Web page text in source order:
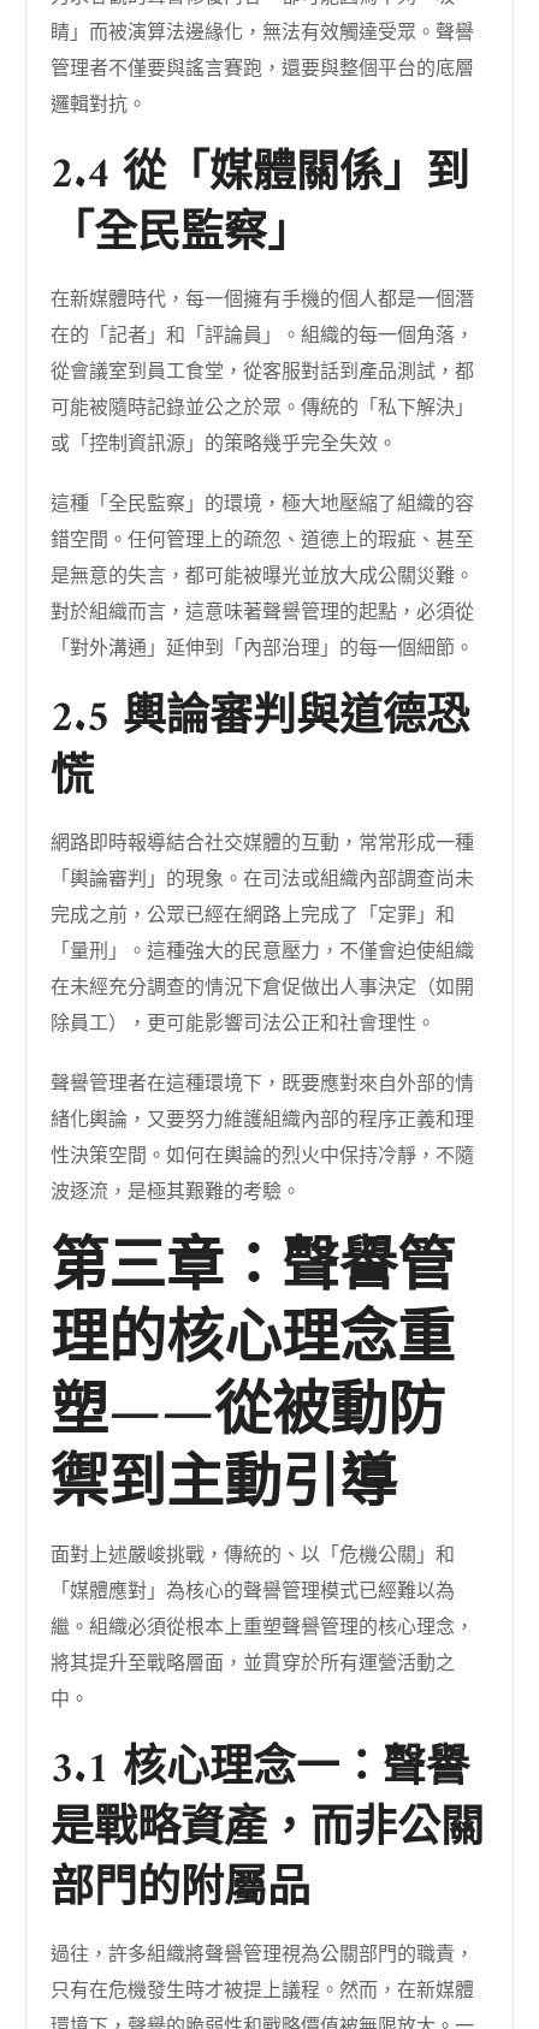
睛」而被演算法邊緣化，無法有效觸達受眾。聲譽
管理者不僅要與謠言賽跑，還要與整個平台的底層
邏輯對抗。
2.4 從「媒體關係」到
「全民監察」
在新媒體時代，每一個擁有手機的個人都是一個潛
在的「記者」和「評論員」。組織的每一個角落，
從會議室到員工食堂，從客服對話到產品測試，都
可能被隨時記錄並公之於眾。傳統的「私下解決」
或「控制資訊源」的策略幾乎完全失效。
這種「全民監察」的環境，極大地壓縮了組織的容
錯空間。任何管理上的疏忽、道德上的瑕疵、甚至
是無意的失言，都可能被曝光並放大成公關災難。
對於組織而言，這意味著聲譽管理的起點，必須從
「對外溝通」延伸到「內部治理」的每一個細節。
2.5 輿論審判與道德恐
慌
網路即時報導結合社交媒體的互動，常常形成一種
「輿論審判」的現象。在司法或組織內部調查尚未
完成之前，公眾已經在網路上完成了「定罪」和
「量刑」。這種強大的民意壓力，不僅會迫使組織
在未經充分調查的情況下倉促做出人事決定（如開
除員工），更可能影響司法公正和社會理性。
聲譽管理者在這種環境下，既要應對來自外部的情
緒化輿論，又要努力維護組織內部的程序正義和理
性決策空間。如何在輿論的烈火中保持冷靜，不隨
波逐流，是極其艱難的考驗。
第三章：聲譽管
理的核心理念重
塑——從被動防
禦到主動引導
面對上述嚴峻挑戰，傳統的、以「危機公關」和
「媒體應對」為核心的聲譽管理模式已經難以為
繼。組織必須從根本上重塑聲譽管理的核心理念，
將其提升至戰略層面，並貫穿於所有運營活動之
中。
3.1 核心理念一：聲譽
是戰略資產，而非公關
部門的附屬品
過往，許多組織將聲譽管理視為公關部門的職責，
只有在危機發生時才被提上議程。然而，在新媒體